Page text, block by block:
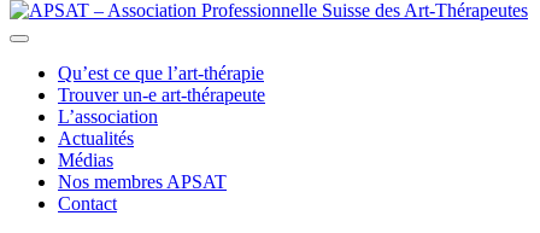
Qu’est ce que l’art-thérapie
Trouver un-e art-thérapeute
L’association
Actualités
Médias
Nos membres APSAT
Contact